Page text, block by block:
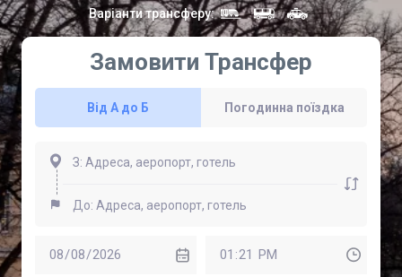
Варіанти трансферу:
Замовити Трансфер
Від А до Б Погодинна поїздка